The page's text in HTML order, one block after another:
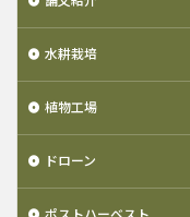
水耕栽培
植物工場
ドローン